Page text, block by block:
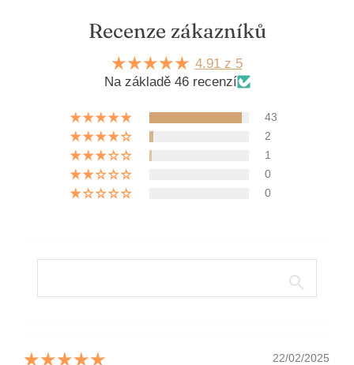
Recenze zákazníků
4.91 z 5
Na základě 46 recenzí
43
2
1
0
0
22/02/2025